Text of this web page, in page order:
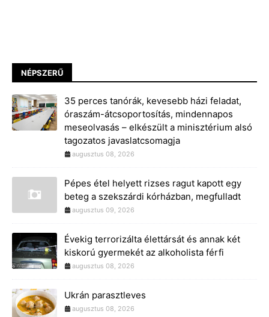
NÉPSZERŰ
35 perces tanórák, kevesebb házi feladat,
óraszám-átcsoportosítás, mindennapos
meseolvasás – elkészült a minisztérium alsó
tagozatos javaslatcsomagja
augusztus 08, 2026
Pépes étel helyett rizses ragut kapott egy
beteg a szekszárdi kórházban, megfulladt
augusztus 09, 2026
Évekig terrorizálta élettársát és annak két
kiskorú gyermekét az alkoholista férfi
augusztus 08, 2026
Ukrán parasztleves
augusztus 08, 2026